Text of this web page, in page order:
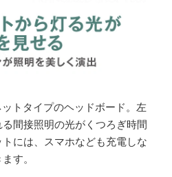
トタイプのヘッドボード。左
間接照明の光がくつろぎ時間
には、スマホなども充電しな
す。